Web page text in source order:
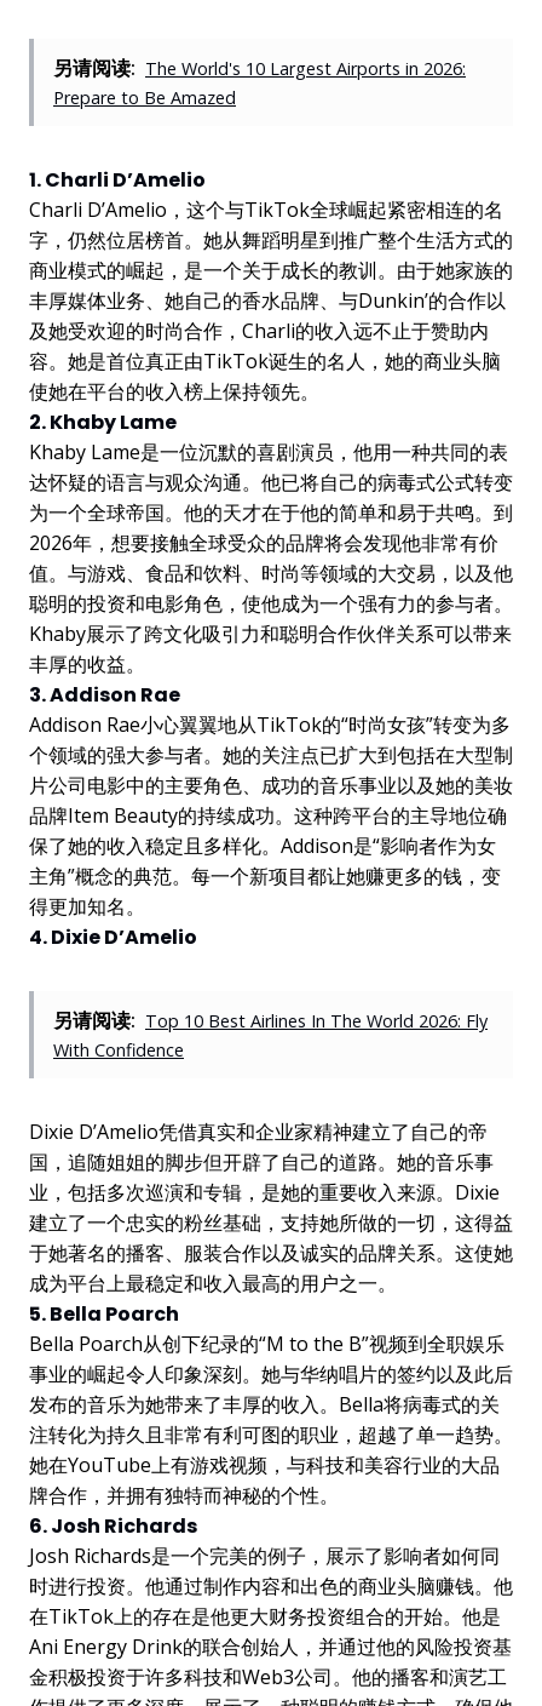
另请阅读: The World's 10 Largest Airports in 2026:
Prepare to Be Amazed
1. Charli D’Amelio
Charli D’Amelio，这个与TikTok全球崛起紧密相连的名
字，仍然位居榜首。她从舞蹈明星到推广整个生活方式的
商业模式的崛起，是一个关于成长的教训。由于她家族的
丰厚媒体业务、她自己的香水品牌、与Dunkin’的合作以
及她受欢迎的时尚合作，Charli的收入远不止于赞助内
容。她是首位真正由TikTok诞生的名人，她的商业头脑
使她在平台的收入榜上保持领先。
2. Khaby Lame
Khaby Lame是一位沉默的喜剧演员，他用一种共同的表
达怀疑的语言与观众沟通。他已将自己的病毒式公式转变
为一个全球帝国。他的天才在于他的简单和易于共鸣。到
2026年，想要接触全球受众的品牌将会发现他非常有价
值。与游戏、食品和饮料、时尚等领域的大交易，以及他
聪明的投资和电影角色，使他成为一个强有力的参与者。
Khaby展示了跨文化吸引力和聪明合作伙伴关系可以带来
丰厚的收益。
3. Addison Rae
Addison Rae小心翼翼地从TikTok的“时尚女孩”转变为多
个领域的强大参与者。她的关注点已扩大到包括在大型制
片公司电影中的主要角色、成功的音乐事业以及她的美妆
品牌Item Beauty的持续成功。这种跨平台的主导地位确
保了她的收入稳定且多样化。Addison是“影响者作为女
主角”概念的典范。每一个新项目都让她赚更多的钱，变
得更加知名。
4. Dixie D’Amelio
另请阅读: Top 10 Best Airlines In The World 2026: Fly
With Confidence
Dixie D’Amelio凭借真实和企业家精神建立了自己的帝
国，追随姐姐的脚步但开辟了自己的道路。她的音乐事
业，包括多次巡演和专辑，是她的重要收入来源。Dixie
建立了一个忠实的粉丝基础，支持她所做的一切，这得益
于她著名的播客、服装合作以及诚实的品牌关系。这使她
成为平台上最稳定和收入最高的用户之一。
5. Bella Poarch
Bella Poarch从创下纪录的“M to the B”视频到全职娱乐
事业的崛起令人印象深刻。她与华纳唱片的签约以及此后
发布的音乐为她带来了丰厚的收入。Bella将病毒式的关
注转化为持久且非常有利可图的职业，超越了单一趋势。
她在YouTube上有游戏视频，与科技和美容行业的大品
牌合作，并拥有独特而神秘的个性。
6. Josh Richards
Josh Richards是一个完美的例子，展示了影响者如何同
时进行投资。他通过制作内容和出色的商业头脑赚钱。他
在TikTok上的存在是他更大财务投资组合的开始。他是
Ani Energy Drink的联合创始人，并通过他的风险投资基
金积极投资于许多科技和Web3公司。他的播客和演艺工